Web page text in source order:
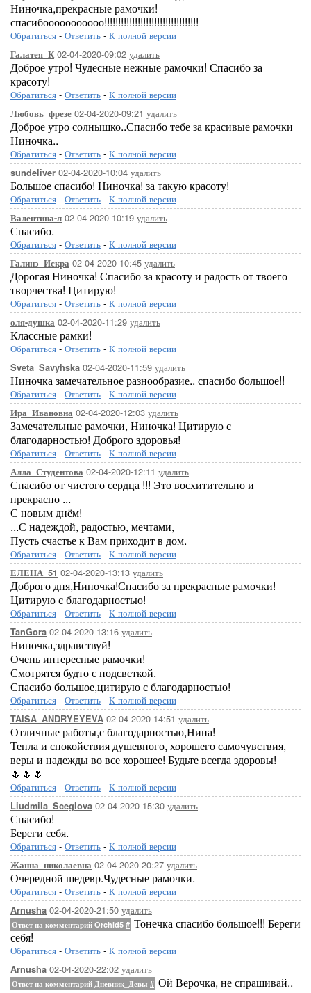
Ниночка,прекрасные рамочки!
спасибооооооооооо!!!!!!!!!!!!!!!!!!!!!!!!!!!!!!!!!!
Обратиться - Ответить - К полной версии
Галатея_К02-04-2020-09:02 удалить
Доброе утро! Чудесные нежные рамочки! Спасибо за
красоту!
Обратиться - Ответить - К полной версии
Любовь_фрезе 02-04-2020-09:21 удалить
Доброе утро солнышко..Спасибо тебе за красивые рамочки
Ниночка..
Обратиться - Ответить - К полной версии
sundeliver 02-04-2020-10:04 удалить
Большое спасибо! Ниночка! за такую красоту!
Обратиться - Ответить - К полной версии
Валентина-л 02-04-2020-10:19 удалить
Спасибо.
Обратиться - Ответить - К полной версии
Галинэ_Искра 02-04-2020-10:45 удалить
Дорогая Ниночка! Спасибо за красоту и радость от твоего
творчества! Цитирую!
Обратиться - Ответить - К полной версии
оля-душка 02-04-2020-11:29 удалить
Классные рамки!
Обратиться - Ответить - К полной версии
Sveta_Savyhska 02-04-2020-11:59 удалить
Ниночка замечательное разнообразие.. спасибо большое!!
Обратиться - Ответить - К полной версии
Ира_Ивановна 02-04-2020-12:03 удалить
Замечательные рамочки, Ниночка! Цитирую с
благодарностью! Доброго здоровья!
Обратиться - Ответить - К полной версии
Алла_Студентова 02-04-2020-12:11 удалить
Спасибо от чистого сердца !!! Это восхитительно и
прекрасно ...
С новым днём!
...С надеждой, радостью, мечтами,
Пусть счастье к Вам приходит в дом.
Обратиться - Ответить - К полной версии
ЕЛЕНА_51 02-04-2020-13:13 удалить
Доброго дня,Ниночка!Спасибо за прекрасные рамочки!
Цитирую с благодарностью!
Обратиться - Ответить - К полной версии
TanGora 02-04-2020-13:16 удалить
Ниночка,здравствуй!
Очень интересные рамочки!
Смотрятся будто с подсветкой.
Спасибо большое,цитирую с благодарностью!
Обратиться - Ответить - К полной версии
TAISA_ANDRYEYEVA 02-04-2020-14:51 удалить
Отличные работы,с благодарностью,Нина!
Тепла и спокойствия душевного, хорошего самочувствия,
веры и надежды во все хорошее! Будьте всегда здоровы!
🌷🌷🌷
Обратиться - Ответить - К полной версии
Liudmila_Sceglova 02-04-2020-15:30 удалить
Спасибо!
Береги себя.
Обратиться - Ответить - К полной версии
Жанна_николаевна 02-04-2020-20:27 удалить
Очередной шедевр.Чудесные рамочки.
Обратиться - Ответить - К полной версии
Arnusha 02-04-2020-21:50 удалить
Ответ на комментарий Orchid5 # Тонечка спасибо большое!!! Береги
себя!
Обратиться - Ответить - К полной версии
Arnusha 02-04-2020-22:02 удалить
Ответ на комментарий Дневник_Девы # Ой Верочка, не спрашивай..